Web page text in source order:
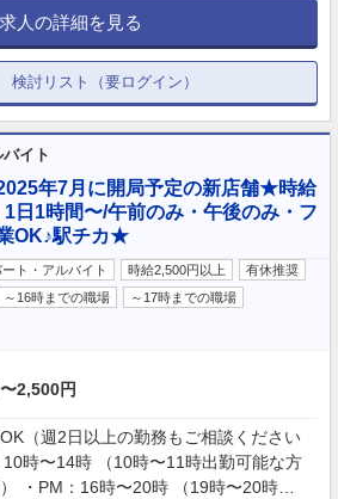
求人の詳細を見る
検討リスト（要ログイン）
イト
年7月に開局予定の新店舗★時給
日1時間〜/午前のみ・午後のみ・フ
OK♪駅チカ★
ート・アルバイト 時給2,500円以上
有休推奨
～16時までの職場
～17時までの職場
2,500円
（週2日以上の勤務もご相談ください
時〜14時 （10時〜11時出勤可能な方
・PM：16時〜20時 （19時〜20時出